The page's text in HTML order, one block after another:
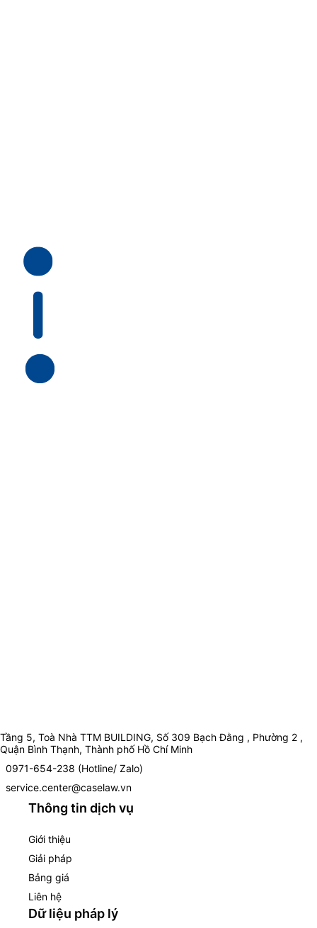
Tầng 5, Toà Nhà TTM BUILDING, Số 309 Bạch Đằng , Phường 2 ,
Quận Bình Thạnh, Thành phố Hồ Chí Minh
0971-654-238 (Hotline/ Zalo)
service.center@caselaw.vn
Thông tin dịch vụ
Giới thiệu
Giải pháp
Bảng giá
Liên hệ
Dữ liệu pháp lý